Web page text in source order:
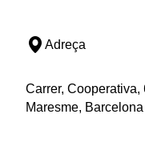
Adreça
Carrer, Cooperativa,
Maresme, Barcelona